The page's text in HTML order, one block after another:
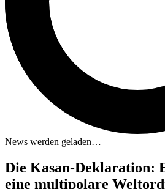
News werden geladen…
Die Kasan-Deklaration:
eine multipolare